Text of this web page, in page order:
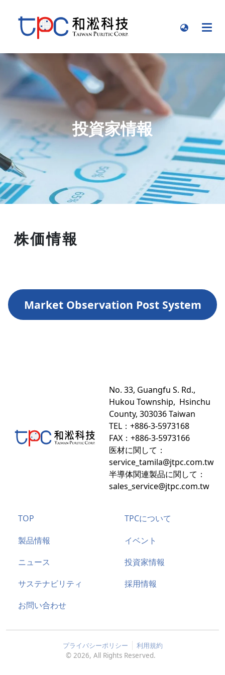
投資家情報
株価情報
Market Observation Post System
No. 33, Guangfu S. Rd.,
Hukou Township, Hsinchu
County, 303036 Taiwan
TEL：+886-3-5973168
FAX：+886-3-5973166
医材に関して：
service_tamila@jtpc.com.tw
半導体関連製品に関して ：
sales_service@jtpc.com.tw
TOP
TPCについて
製品情報
イベント
ニュース
投資家情報
サステナビリティ
採用情報
お問い合わせ
プライバシーポリシー
利用規約
© 2026, All Rights Reserved.